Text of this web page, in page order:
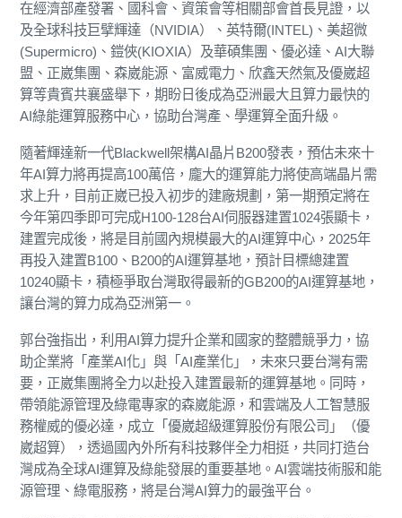
在經濟部產發署、國科會、資策會等相關部會首長見證，以
及全球科技巨擘輝達（NVIDIA）、英特爾(INTEL)、美超微
(Supermicro)、鎧俠(KIOXIA）及華碩集團、優必達、AI大聯
盟、正崴集團、森崴能源、富威電力、欣鑫天然氣及優崴超
算等貴賓共襄盛舉下，期盼日後成為亞洲最大且算力最快的
AI綠能運算服務中心，協助台灣產、學運算全面升級。
隨著輝達新一代Blackwell架構AI晶片B200發表，預估未來十
年AI算力將再提高100萬倍，龐大的運算能力將使高端晶片需
求上升，目前正崴已投入初步的建廠規劃，第一期預定將在
今年第四季即可完成H100-128台AI伺服器建置1024張顯卡，
建置完成後，將是目前國內規模最大的AI運算中心，2025年
再投入建置B100、B200的AI運算基地，預計目標總建置
10240顯卡，積極爭取台灣取得最新的GB200的AI運算基地，
讓台灣的算力成為亞洲第一。
郭台強指出，利用AI算力提升企業和國家的整體競爭力，協
助企業將「產業AI化」與「AI產業化」，未來只要台灣有需
要，正崴集團將全力以赴投入建置最新的運算基地。同時，
帶領能源管理及綠電專家的森崴能源，和雲端及人工智慧服
務權威的優必達，成立「優崴超級運算股份有限公司」（優
崴超算），透過國內外所有科技夥伴全力相挺，共同打造台
灣成為全球AI運算及綠能發展的重要基地。AI雲端技術服和能
源管理、綠電服務，將是台灣AI算力的最強平台。